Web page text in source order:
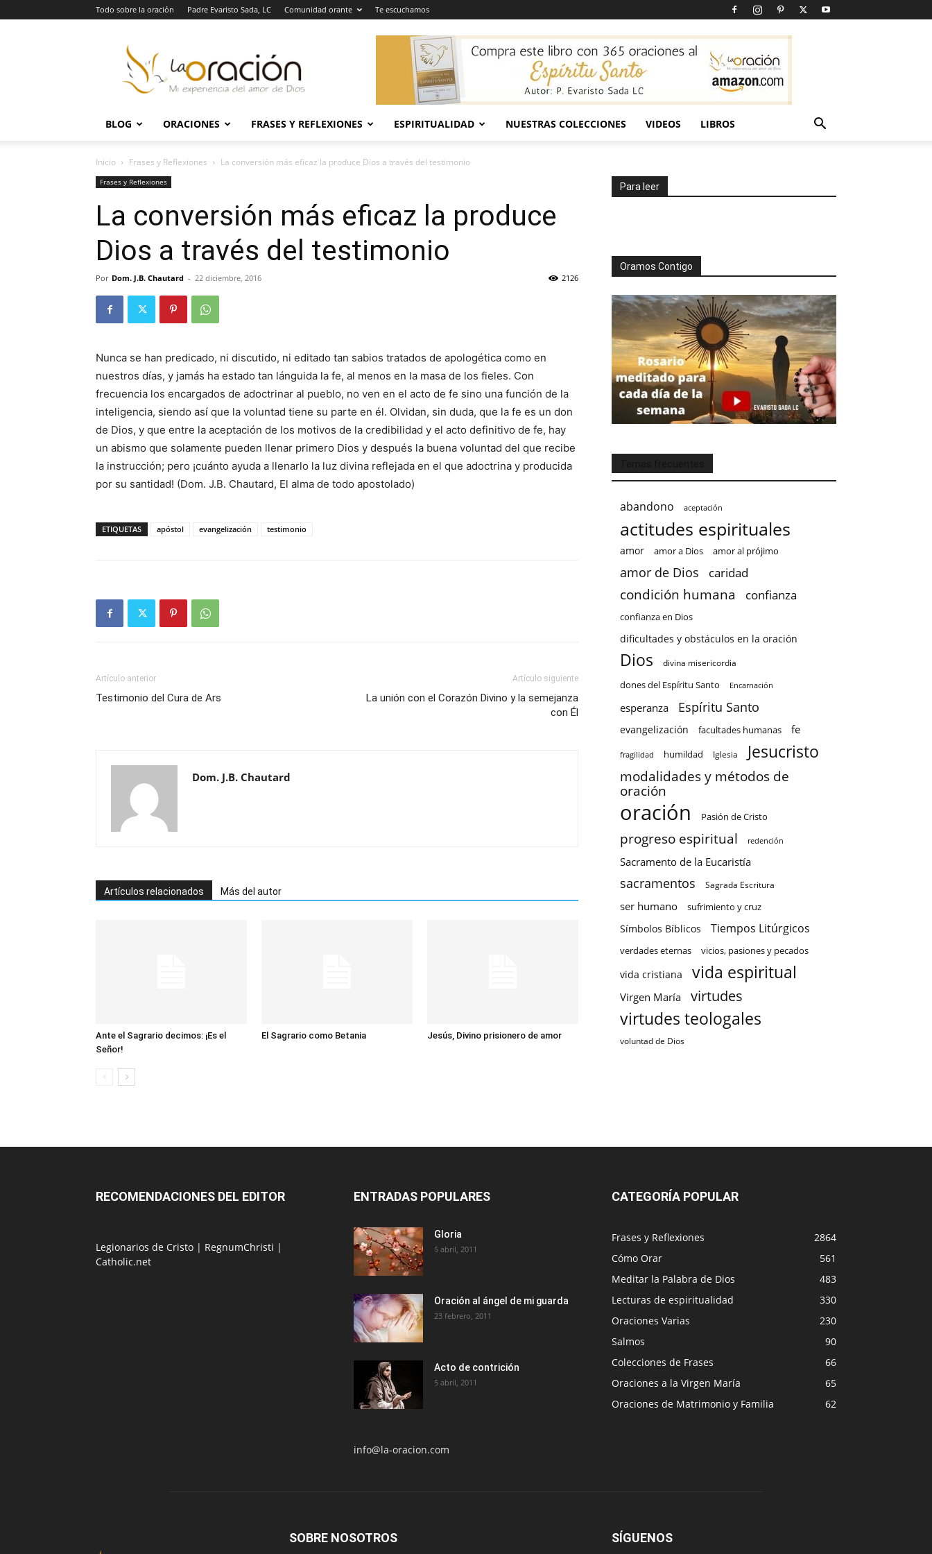
Todo sobre la oración Padre Evaristo Sada, LC Comunidad orante Te escuchamos
Oración
BLOG ORACIONES FRASES Y REFLEXIONES ESPIRITUALIDAD NUESTRAS COLECCIONES VIDEOS LIBROS
Inicio Frases y Reflexiones La conversión más eficaz la produce Dios a través del testimonio
Frases y Reflexiones
La conversión más eficaz la produce
Dios a través del testimonio
Por Dom. J.B. Chautard - 22 diciembre, 2016 2126
Nunca se han predicado, ni discutido, ni editado tan sabios tratados de apologética como en
nuestros días, y jamás ha estado tan lánguida la fe, al menos en la masa de los fieles. Con
frecuencia los encargados de adoctrinar al pueblo, no ven en el acto de fe sino una función de la
inteligencia, siendo así que la voluntad tiene su parte en él. Olvidan, sin duda, que la fe es un don
de Dios, y que entre la aceptación de los motivos de la credibilidad y el acto definitivo de fe, hay
un abismo que solamente pueden llenar primero Dios y después la buena voluntad del que recibe
la instrucción; pero ¡cuánto ayuda a llenarlo la luz divina reflejada en el que adoctrina y producida
por su santidad! (Dom. J.B. Chautard, El alma de todo apostolado)
ETIQUETAS apóstol evangelización testimonio
Artículo anterior
Testimonio del Cura de Ars
Artículo siguiente
La unión con el Corazón Divino y la semejanza
con Él
Dom. J.B. Chautard
Artículos relacionados Más del autor
Ante el Sagrario decimos: ¡Es el
Señor!
El Sagrario como Betania Jesús, Divino prisionero de amor
Para leer
Oramos Contigo
abandono aceptación
actitudes espirituales
amor amor a Dios amor al prójimo
amor de Dios caridad
condición humana confianza
confianza en Dios
dificultades y obstáculos en la oración
Dios divina misericordia
dones del Espíritu Santo Encarnación
esperanza Espíritu Santo
evangelización facultades humanas fe
fragilidad humildad Iglesia Jesucristo
modalidades y métodos de
oración
oración Pasión de Cristo
progreso espiritual redención
Sacramento de la Eucaristía
sacramentos Sagrada Escritura
ser humano sufrimiento y cruz
Símbolos Bíblicos Tiempos Litúrgicos
verdades eternas vicios, pasiones y pecados
vida cristiana vida espiritual
Virgen María virtudes
virtudes teologales
voluntad de Dios
RECOMENDACIONES DEL EDITOR
Legionarios de Cristo | RegnumChristi |
Catholic.net
ENTRADAS POPULARES
Gloria
5 abril, 2011
Oración al ángel de mi guarda
23 febrero, 2011
Acto de contrición
5 abril, 2011
info@la-oracion.com
CATEGORÍA POPULAR
Frases y Reflexiones
2864
Cómo Orar
561
Meditar la Palabra de Dios
483
Lecturas de espiritualidad
330
Oraciones Varias
230
Salmos
90
Colecciones de Frases
66
Oraciones a la Virgen María
65
Oraciones de Matrimonio y Familia
62
SOBRE NOSOTROS SÍGUENOS